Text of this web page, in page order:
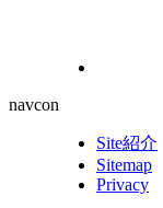
navcon
Site紹介
Sitemap
Privacy